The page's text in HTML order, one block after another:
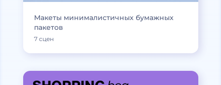
Макеты минималистичных бумажных
пакетов
7 сцен